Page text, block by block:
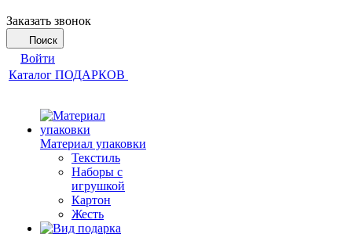
Заказать звонок
Поиск
Войти
Каталог ПОДАРКОВ
Материал упаковки
Текстиль
Наборы с
игрушкой
Картон
Жесть